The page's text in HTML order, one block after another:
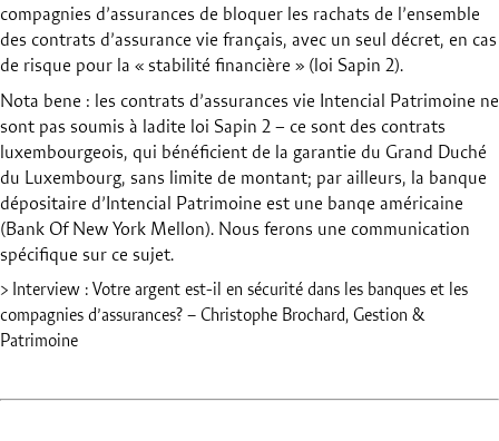
compagnies d’assurances de bloquer les rachats de l’ensemble
des contrats d’assurance vie français, avec un seul décret, en cas
de risque pour la « stabilité financière » (loi Sapin 2).
Nota bene : les contrats d’assurances vie Intencial Patrimoine ne
sont pas soumis à ladite loi Sapin 2 – ce sont des contrats
luxembourgeois, qui bénéficient de la garantie du Grand Duché
du Luxembourg, sans limite de montant; par ailleurs, la banque
dépositaire d’Intencial Patrimoine est une banqe américaine
(Bank Of New York Mellon). Nous ferons une communication
spécifique sur ce sujet.
> Interview : Votre argent est-il en sécurité dans les banques et les
compagnies d’assurances? – Christophe Brochard, Gestion &
Patrimoine